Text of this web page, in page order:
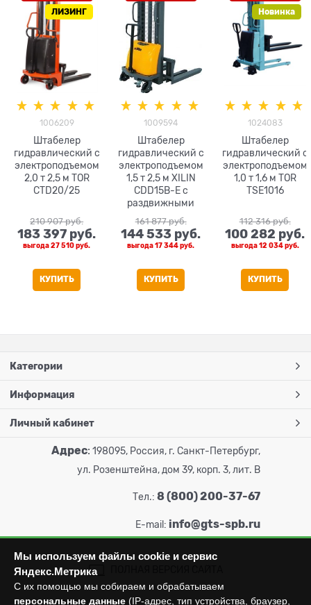
ЛИЗИНГ
1006209
Штабелер
гидравлический с
электроподъемом
2,0 т 2,5 м TOR
CTD20/25
210 907 руб.
183 397 руб.
выгода27 510 руб.
КУПИТЬ
1009594
Штабелер
гидравлический с
электроподъемом
1,5 т 2,5 м XILIN
CDD15B-E с
раздвижными
161 877 руб.
144 533 руб.
выгода17 344 руб.
КУПИТЬ
Новинка
1024083
Штабелер
гидравлический с
электроподъемом
1,0 т 1,6 м TOR
TSE1016
112 316 руб.
100 282 руб.
выгода12 034 руб.
КУПИТЬ
Категории
Информация
Личный кабинет
Адрес: 198095, Россия, г. Санкт-Петербург,
ул. Розенштейна, дом 39, корп. 3, лит. В
Тел.: 8 (800) 200-37-67
E-mail: info@gts-spb.ru
Мы используем файлы cookie и сервис
Яндекс.Метрика
С их помощью мы собираем и обрабатываем
персональные данные (IP-адрес, тип устройства, браузер,